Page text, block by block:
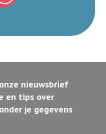
nieuwsbrief
en tips over
je gegevens